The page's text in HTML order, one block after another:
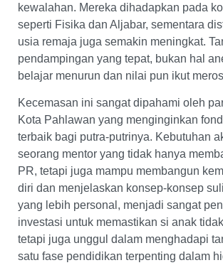
kewalahan. Mereka dihadapkan pada
seperti Fisika dan Aljabar, sementara
usia remaja juga semakin meningkat.
pendampingan yang tepat, bukan hal
belajar menurun dan nilai pun ikut
Kecemasan ini sangat dipahami oleh
Kota Pahlawan yang menginginkan
terbaik bagi putra-putrinya. Kebutuhan
seorang mentor yang tidak hanya
PR, tetapi juga mampu membangun
diri dan menjelaskan konsep-konsep
yang lebih personal, menjadi sangat
investasi untuk memastikan si anak
tetapi juga unggul dalam menghadapi
satu fase pendidikan terpenting dalam